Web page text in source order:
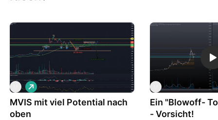
MVIS mit viel Potential nach
oben
L
o
n
Ein "Blowoff-
- Vorsicht!